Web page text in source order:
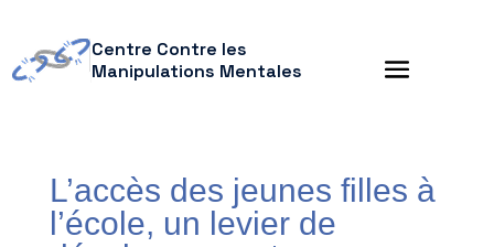
Centre Contre les
Manipulations Mentales
L’accès des jeunes filles à
l’école, un levier de